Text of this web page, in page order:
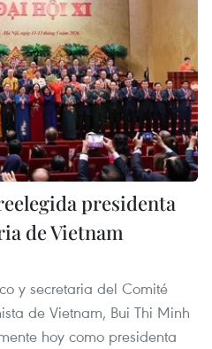
presidenta
de Vietnam
y secretaria del Comité
de Vietnam, Bui Thi Minh
hoy como presidenta